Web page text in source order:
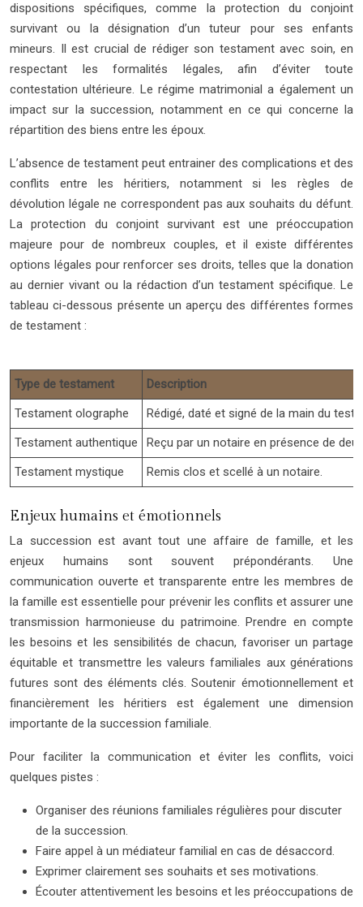
dispositions spécifiques, comme la protection du conjoint
survivant ou la désignation d’un tuteur pour ses enfants
mineurs. Il est crucial de rédiger son testament avec soin, en
respectant les formalités légales, afin d’éviter toute
contestation ultérieure. Le régime matrimonial a également un
impact sur la succession, notamment en ce qui concerne la
répartition des biens entre les époux.
L’absence de testament peut entrainer des complications et des
conflits entre les héritiers, notamment si les règles de
dévolution légale ne correspondent pas aux souhaits du défunt.
La protection du conjoint survivant est une préoccupation
majeure pour de nombreux couples, et il existe différentes
options légales pour renforcer ses droits, telles que la donation
au dernier vivant ou la rédaction d’un testament spécifique. Le
tableau ci-dessous présente un aperçu des différentes formes
de testament :
Type de testament
Description
Testament olographe
Rédigé, daté et signé de la main du
Testament authentique
Reçu par un notaire en présence de
Testament mystique
Remis clos et scellé à un notaire.
Enjeux humains et émotionnels
La succession est avant tout une affaire de famille, et les
enjeux humains sont souvent prépondérants. Une
communication ouverte et transparente entre les membres de
la famille est essentielle pour prévenir les conflits et assurer une
transmission harmonieuse du patrimoine. Prendre en compte
les besoins et les sensibilités de chacun, favoriser un partage
équitable et transmettre les valeurs familiales aux générations
futures sont des éléments clés. Soutenir émotionnellement et
financièrement les héritiers est également une dimension
importante de la succession familiale.
Pour faciliter la communication et éviter les conflits, voici
quelques pistes :
Organiser des réunions familiales régulières pour discuter
de la succession.
Faire appel à un médiateur familial en cas de désaccord.
Exprimer clairement ses souhaits et ses motivations.
Écouter attentivement les besoins et les préoccupations de